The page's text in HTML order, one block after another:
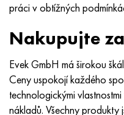
práci v obtížných
Nakupujte
Evek GmbH má širokou
Ceny uspokojí každého
technologickými
nákladů. Všechny produkty
Nimonic 80a
Nimonic 90
Druhy přesných slitin
Termobimetaly
Přesná trubka
N65M, EP982
H70MFV
Alloy 254smo® - 1,4547
Slitina 926 - 1,4529
AM-350 – AM-5548
40X10X2M
40Х9С2
45Х14Н14В2М
35hgs, 35hgs
35hgsa, 35hgsa
ac35g2, 36smnpb14,